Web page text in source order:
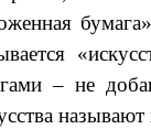
– не